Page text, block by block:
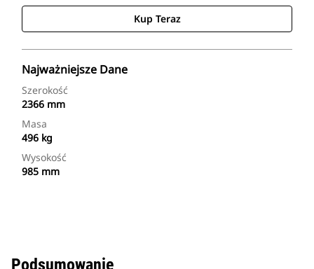
Kup Teraz
Najważniejsze Dane
Szerokość
2366 mm
Masa
496 kg
Wysokość
985 mm